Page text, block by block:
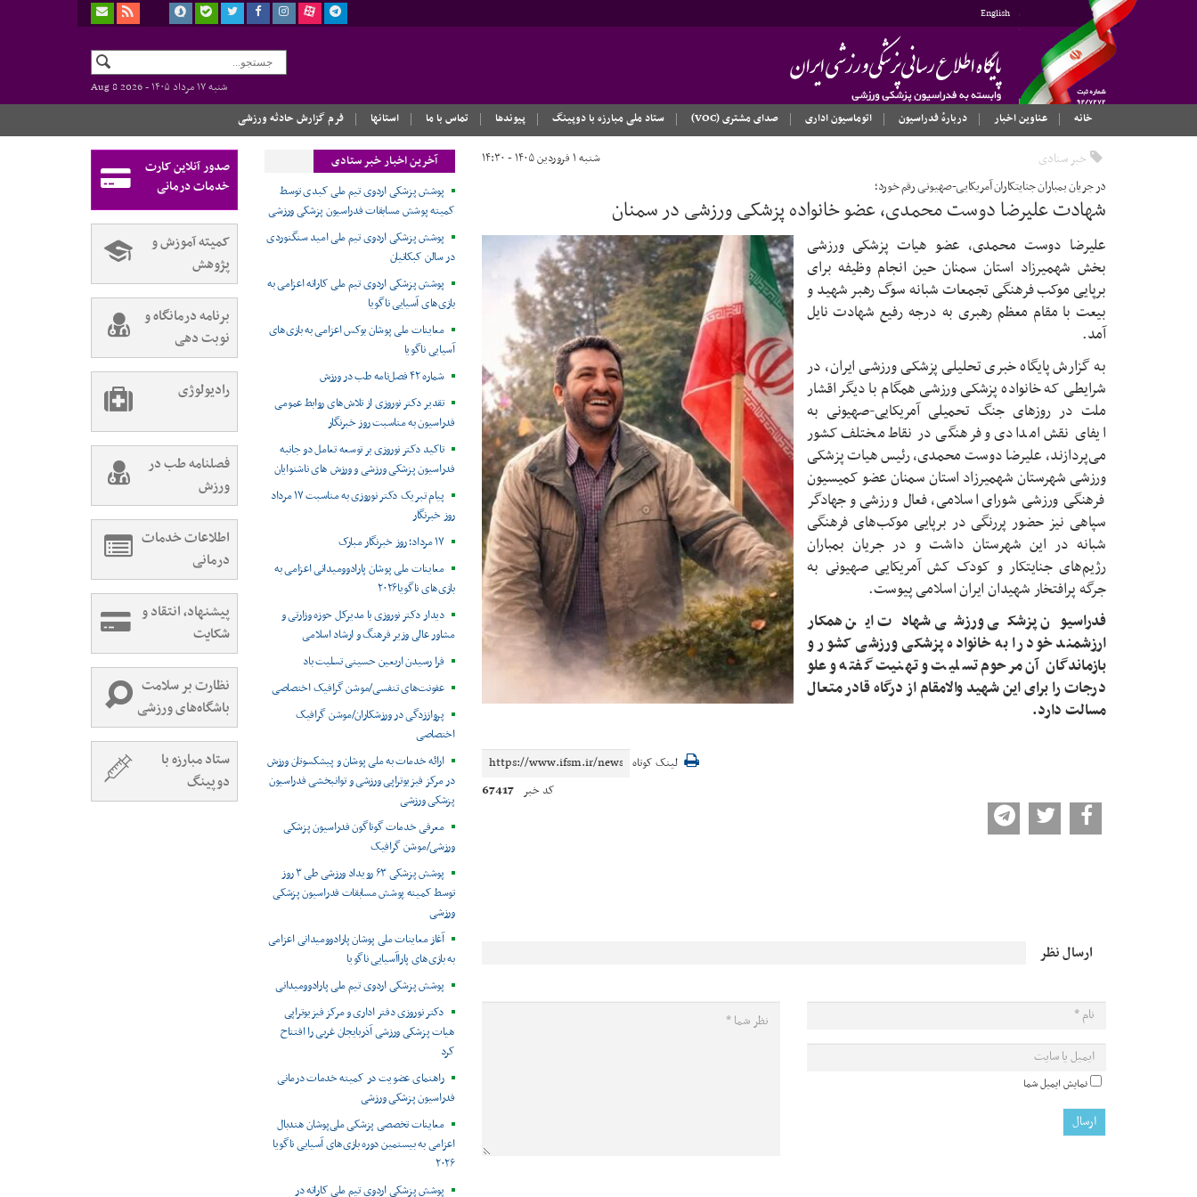
English
شنبه ۱۷ مرداد ۱۴۰۵ -
Aug 8 2026
خانه
عناوین اخبار دربارهٔ فدراسیون اتوماسیون اداری صدای مشتری (VOC) ستاد ملی مبارزه با دوپینگ پیوندها تماس با ما استانها فرم گزارش حادثه ورزشی
خبر ستادی شنبه ۱ فروردین ۱۴۰۵ - ۱۴:۳۰
در جریان بمباران جنایتکاران آمریکایی-صهیونی رقم خورد؛
شهادت علیرضا دوست محمدی، عضو خانواده پزشکی ورزشی در سمنان
علیرضا دوست محمدی، عضو هیات پزشکی ورزشی
بخش شهمیرزاد استان سمنان حین انجام وظیفه برای
برپایی موکب فرهنگی تجمعات شبانه سوگ رهبر شهید و
بیعت با مقام معظم رهبری به درجه رفیع شهادت نایل
آمد.
به گزارش پایگاه خبری تحلیلی پزشکی ورزشی ایران، در
شرایطی که خانواده پزشکی ورزشی همگام با دیگر اقشار
ملت در روزهای جنگ تحمیلی آمریکایی-صهیونی به
ایفای نقش امدادی و فرهنگی در نقاط مختلف کشور
می‌پردازند، علیرضا دوست محمدی، رئیس هیات پزشکی
ورزشی شهرستان شهمیرزاد استان سمنان عضو کمیسیون
فرهنگی ورزشی شورای اسلامی، فعال ورزشی و جهادگر
سپاهی نیز حضور پررنگی در برپایی موکب‌های فرهنگی
شبانه در این شهرستان داشت و در جریان بمباران
رژیم‌های جنایتکار و کودک کش آمریکایی صهیونی به
جرگه پرافتخار شهیدان ایران اسلامی پیوست.
فدراسیون پزشکی ورزشی شهادت این همکار
ارزشمند خود را به خانواده پزشکی ورزشی کشور و
بازماندگان آن مرحوم تسلیت و تهنیت گفته و علو
درجات را برای این شهید والامقام از درگاه قادر متعال
مسالت دارد.
لینک کوتاه
کد خبر 67417
ارسال نظر
نمایش ایمیل شما
آخرین اخبار خبر ستادی
پوشش پزشکی اردوی تیم ملی کبدی توسط
کمیته پوشش مسابقات فدراسیون پزشکی ورزشی
پوشش پزشکی اردوی تیم ملی امید سنگنوردی
در سالن کبکانیان
پوشش پزشکی اردوی تیم ملی کاراته اعزامی به
بازی‌های آسیایی ناگویا
معاینات ملی پوشان بوکس اعزامی به بازی‌های
آسیایی ناگویا
شماره ۴۲ فصل‌نامه طب در ورزش
تقدیر دکتر نوروزی از تلاش‌های روابط عمومی
فدراسیون به مناسبت روز خبرنگار
تاکید دکتر نوروزی بر توسعه تعامل دو جانبه
فدراسیون پزشکی ورزشی و ورزش های ناشنوایان
پیام تبریک دکتر نوروزی به مناسبت ۱۷ مرداد
روز خبرنگار
۱۷ مرداد؛ روز خبرنگار مبارک
معاینات ملی پوشان پارادوومیدانی اعزامی به
بازی‌های ناگویا۲۰۲۶
دیدار دکتر نوروزی با مدیرکل حوزه وزارتی و
مشاور عالی وزیر فرهنگ و ارشاد اسلامی
فرا رسیدن اربعین حسینی تسلیت باد
عفونت‌های تنفسی/موشن گرافیک اختصاصی
پرواززدگی در ورزشکاران/موشن گرافیک
اختصاصی
ارائه خدمات به ملی پوشان و پیشکسوتان ورزش
در مرکز فیزیوتراپی ورزشی و توانبخشی فدراسیون
پزشکی ورزشی
معرفی خدمات گوناگون فدراسیون پزشکی
ورزشی/موشن گرافیک
پوشش پزشکی ۶۳ رویداد ورزشی طی ۳ روز
توسط کمیته پوشش مسابقات فدراسیون پزشکی
ورزشی
آغاز معاینات ملی پوشان پارادوومیدانی اعزامی
به بازی‌های پاراآسیایی ناگویا
پوشش پزشکی اردوی تیم ملی پارادوومیدانی
دکتر نوروزی دفتر اداری و مرکز فیزیوتراپی
هیات پزشکی ورزشی آذربایجان غربی را افتتاح
کرد
راهنمای عضویت در کمیته خدمات درمانی
فدراسیون پزشکی ورزشی
معاینات تخصصی پزشکی ملی‌پوشان هندبال
اعزامی به بیستمین دوره بازی‌های آسیایی ناگویا
۲۰۲۶
پوشش پزشکی اردوی تیم ملی کاراته در
صدور آنلاین کارت
خدمات درمانی
کمیته آموزش و
پژوهش
برنامه درمانگاه و
نوبت دهی
رادیولوژی
فصلنامه طب در
ورزش
اطلاعات خدمات
درمانی
پیشنهاد، انتقاد و
شکایت
نظارت بر سلامت
باشگاه‌های ورزشی
ستاد مبارزه با
دوپینگ